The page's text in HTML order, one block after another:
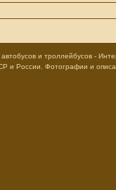
и троллейбусов -
и России. Фотографии и